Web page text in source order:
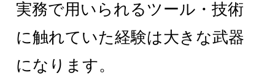
実務で用いられるツール・技術
に触れていた経験は大きな武器
になります。